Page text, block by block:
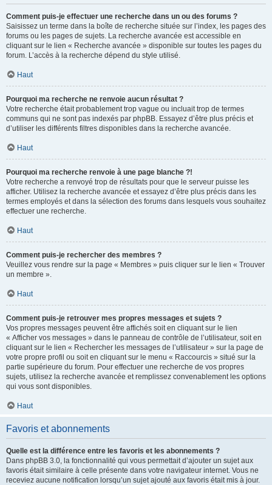
Comment puis-je effectuer une recherche dans un ou des forums ?
Saisissez un terme dans la boîte de recherche située sur l’index, les pages des
forums ou les pages de sujets. La recherche avancée est accessible en
cliquant sur le lien « Recherche avancée » disponible sur toutes les pages du
forum. L’accès à la recherche dépend du style utilisé.
Haut
Pourquoi ma recherche ne renvoie aucun résultat ?
Votre recherche était probablement trop vague ou incluait trop de termes
communs qui ne sont pas indexés par phpBB. Essayez d’être plus précis et
d’utiliser les différents filtres disponibles dans la recherche avancée.
Haut
Pourquoi ma recherche renvoie à une page blanche ?!
Votre recherche a renvoyé trop de résultats pour que le serveur puisse les
afficher. Utilisez la recherche avancée et essayez d’être plus précis dans les
termes employés et dans la sélection des forums dans lesquels vous souhaitez
effectuer une recherche.
Haut
Comment puis-je rechercher des membres ?
Veuillez vous rendre sur la page « Membres » puis cliquer sur le lien « Trouver
un membre ».
Haut
Comment puis-je retrouver mes propres messages et sujets ?
Vos propres messages peuvent être affichés soit en cliquant sur le lien
« Afficher vos messages » dans le panneau de contrôle de l’utilisateur, soit en
cliquant sur le lien « Rechercher les messages de l’utilisateur » sur la page de
votre propre profil ou soit en cliquant sur le menu « Raccourcis » situé sur la
partie supérieure du forum. Pour effectuer une recherche de vos propres
sujets, utilisez la recherche avancée et remplissez convenablement les options
qui vous sont disponibles.
Haut
Favoris et abonnements
Quelle est la différence entre les favoris et les abonnements ?
Dans phpBB 3.0, la fonctionnalité qui vous permettait d’ajouter un sujet aux
favoris était similaire à celle présente dans votre navigateur internet. Vous ne
receviez aucune notification lorsqu’un sujet ajouté aux favoris était mis à jour.